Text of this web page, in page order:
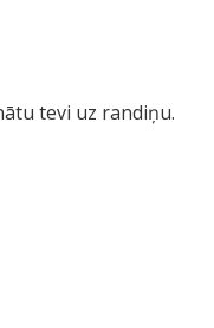
tevi uz randiņu.